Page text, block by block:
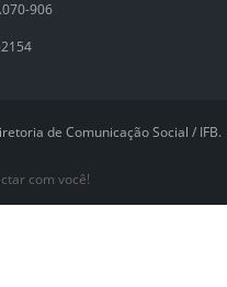
906
de Comunicação Social / IFB.
com você!